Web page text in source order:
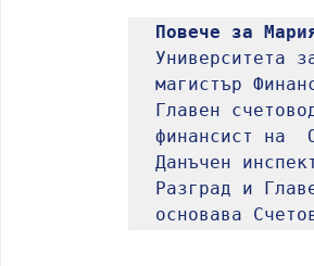
Повече за
Университета
магистър
Главен
финансист на
Данъчен
Разград и
основава